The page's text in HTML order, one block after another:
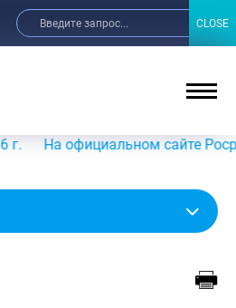
На официальном сайте
CLOSE
CLOSE